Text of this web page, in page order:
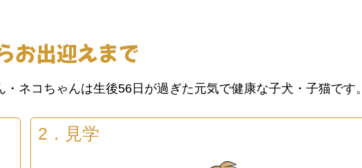
お出迎えまで
ネコちゃんは生後56日が過ぎた元気で健康な子犬・子猫です。
2．見学